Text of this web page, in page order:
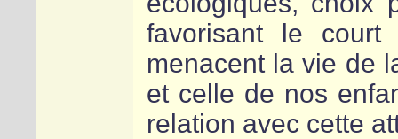
favorisant le
menacent la vie de
et celle de nos
relation avec cette